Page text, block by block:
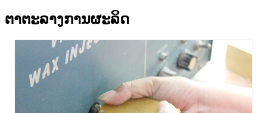
ຕາຕະລາງການຜະລິດ